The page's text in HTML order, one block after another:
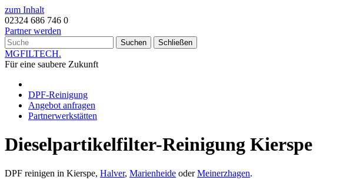
zum Inhalt
02324 686 746 0
Partner werden
Suchen Schließen
MGFILTECH.
Für eine saubere Zukunft
DPF-Reinigung
Angebot anfragen
Partnerwerkstätten
Dieselpartikelfilter-Reinigung Kierspe
DPF reinigen in Kierspe, Halver, Marienheide oderMeinerzhagen.